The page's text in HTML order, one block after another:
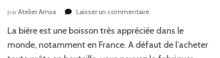
parAtelier Amsa Laisser un commentairesur
nos
conseils
La bière est une boisson très appréciée dans le
monde, notamment en France. A défaut de l’acheter